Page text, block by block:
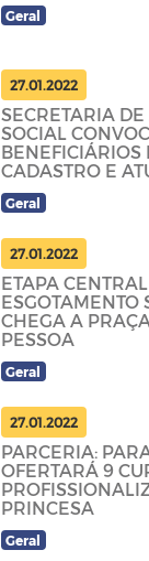
Geral
27.01.2022
SECRETARIA
SOCIAL
BENEFICIÁRIOS
CADASTRO E
CADÚNICO
Geral
27.01.2022
ETAPA
ESGOTAMENTO
CHEGA A
PESSOA
Geral
27.01.2022
PARCERIA:
OFERTARÁ 9
PRINCESA
Geral